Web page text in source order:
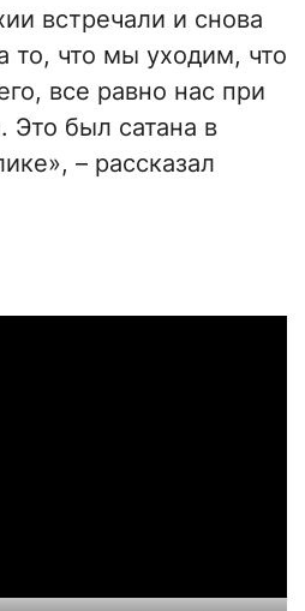
встречали и снова
то, что мы уходим, что
все равно нас при
Это был сатана в
– рассказал